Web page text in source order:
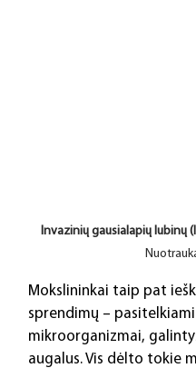
Invazinių gausialapių lubinų
Mokslininkai taip pat
sprendimų –
mikroorganizmai,
augalus. Vis dėlto tokie